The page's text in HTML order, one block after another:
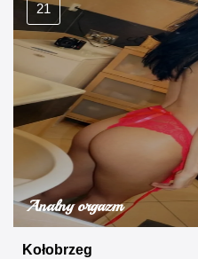
21
Analny orgazm
Kołobrzeg